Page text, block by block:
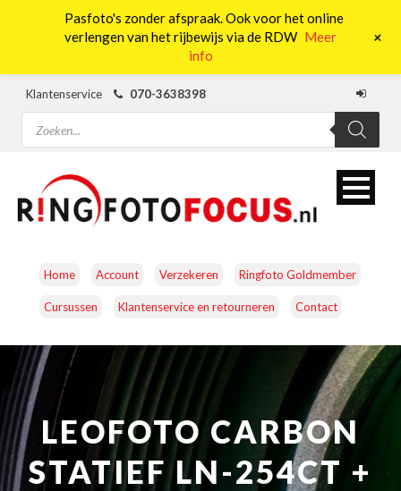
Klantenservice
070-3638398
Producten
zoeken
Home Account Verzekeren Ringfoto Goldmember
Cursussen Klantenservice en retourneren Contact
CAMERA’S OBJECTIEVEN ACCESSOIRES
NATUUROBSERVATIE MEDIA EN ENERGIE
STUDIOFOTOGRAFIE OCCASIONS
LEOFOTO CARBON
STATIEF LN-254CT +
Pasfoto's zonder afspraak. Ook voor het online
verlengen van het rijbewijs via de RDW Meer
info
+